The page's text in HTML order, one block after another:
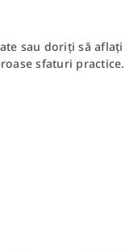
sau doriți să aflați
sfaturi practice.